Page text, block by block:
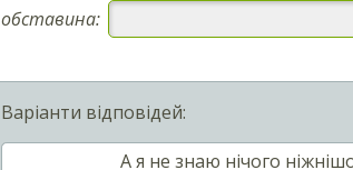
обставина:
Варіанти відповідей:
А я не знаю нічого